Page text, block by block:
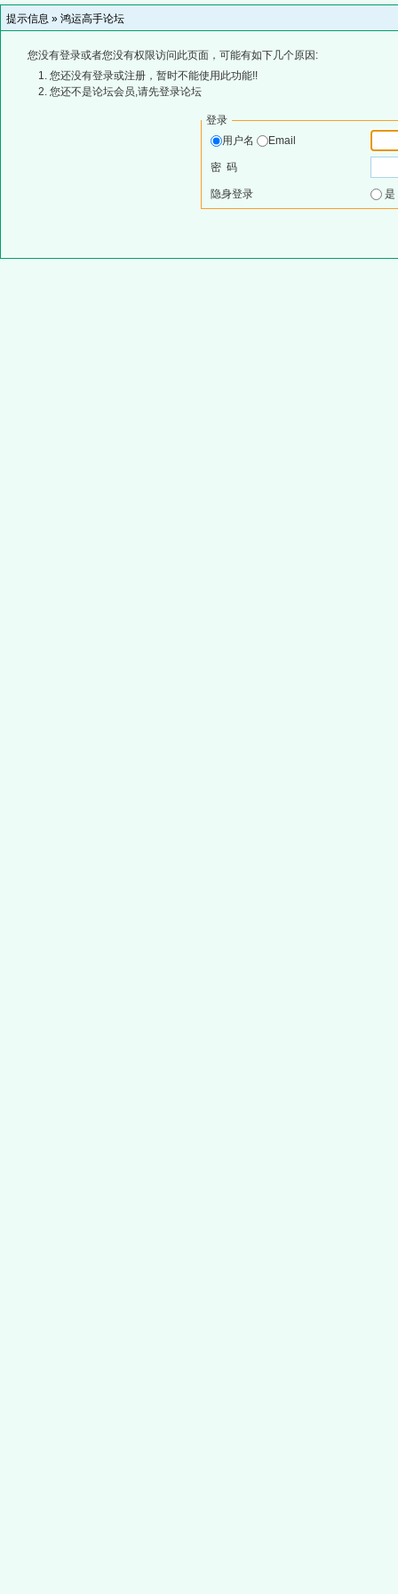
提示信息 » 鸿运高手论坛
您没有登录或者您没有权限访问此页面，可能有如下几个原因:
您还没有登录或注册，暂时不能使用此功能!!
您还不是论坛会员,请先登录论坛
登录
用户名
Email
密 码
隐身登录